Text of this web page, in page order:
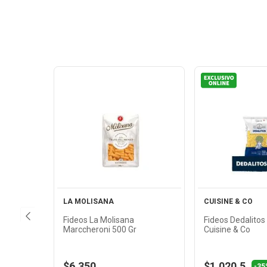
Ver
Producto
LA MOLISANA
Fideos La Molisana
Marccheroni 500 Gr
Ver
CUISINE & CO
Fideos Dedalitos
Cuisine & Co